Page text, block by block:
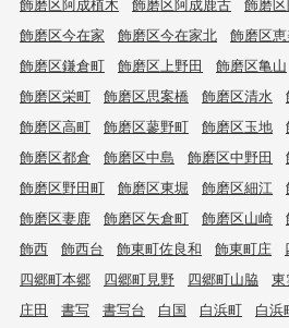
飾磨区阿成植木 飾磨区阿成鹿古 飾磨
飾磨区今在家
飾磨区今在家北 飾磨区
飾磨区鎌倉町
飾磨区上野田 飾磨区亀山
飾磨区栄町
飾磨区思案橋 飾磨区清水
飾磨区高町
飾磨区蓼野町 飾磨区玉地
飾磨区都倉
飾磨区中島 飾磨区中野田
飾磨区野田町
飾磨区東堀 飾磨区細江
飾磨区妻鹿
飾磨区矢倉町 飾磨区山崎
飾西
飾西台 飾東町佐良和 飾東町庄
四郷町本郷
四郷町見野 四郷町山脇 東
庄田
書写 書写台 白国 白浜町 白浜